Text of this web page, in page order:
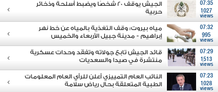
07:35
1027
views
الجيش يوقف 20 شخصًا ويضبط أسلحة وذخائر
حربية
07:32
995
views
مياه بيروت: وقف التغذية بالمياه عن خط نهر
إبراهيم - مدينة جبيل الأربعاء والخميس
07:29
1513
views
قائد الجيش تابع جولاته وتفقَد وحدات عسكرية
منتشرة في صيدا والسعديات
07:23
1028
views
النائب العام التمييزي أعلن للرأي العام المعلومات
الطبية المتعلقة بحال رياض سلامة